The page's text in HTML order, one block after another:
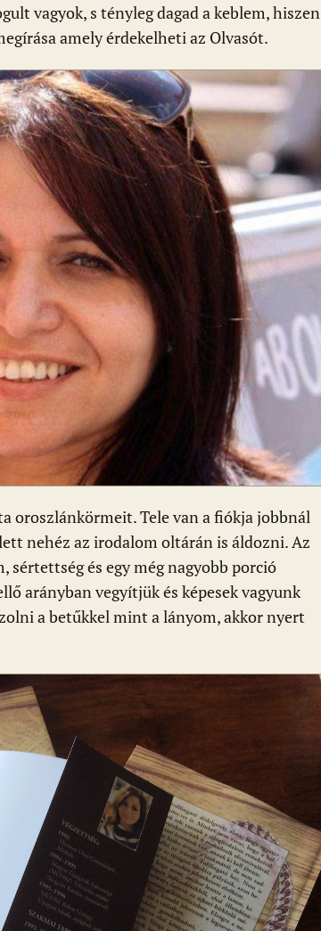
vagyok, s tényleg dagad a keblem, hiszen
amely érdekelheti az Olvasót.
oroszlánkörmeit. Tele van a fiókja jobbnál
nehéz az irodalom oltárán is áldozni. Az
sértettség és egy még nagyobb porció
arányban vegyítjük és képesek vagyunk
a betűkkel mint a lányom, akkor nyert